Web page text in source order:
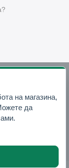
на магазина,
да